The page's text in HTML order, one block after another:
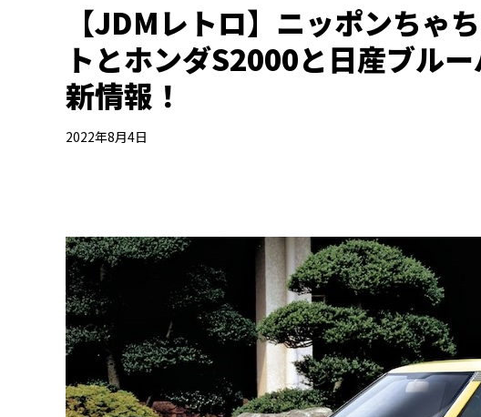
【JDMレトロ】ニッポンち
トとホンダS2000と日産ブル
新情報！
2022年8月4日